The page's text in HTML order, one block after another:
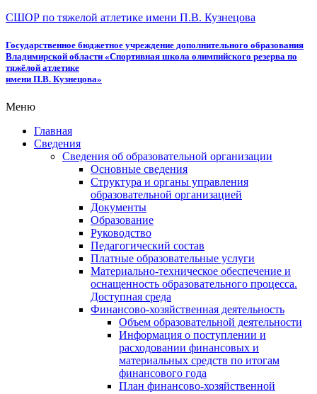
СШОР по тяжелой атлетике имени П.В. Кузнецова
Государственное бюджетное учреждение дополнительного образования
Владимирской области «Спортивная школа олимпийского резерва по
тяжёлой атлетике
имени П.В. Кузнецова»
Меню
Главная
Сведения
Сведения об образовательной организации
Основные сведения
Структура и органы управления
образовательной организацией
Документы
Образование
Руководство
Педагогический состав
Платные образовательные услуги
Материально-техническое обеспечение и
оснащенность образовательного процесса.
Доступная среда
Финансово-хозяйственная деятельность
Объем образовательной деятельности
Информация о поступлении и
расходовании финансовых и
материальных средств по итогам
финансового года
План финансово-хозяйственной